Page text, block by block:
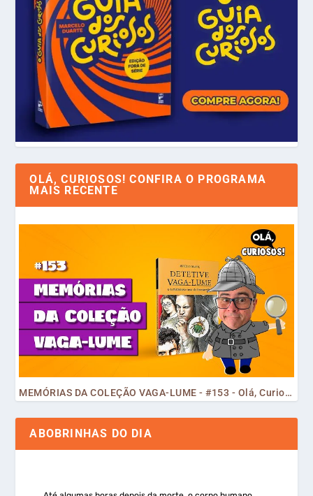
OLÁ, CURIOSOS! CONFIRA O PROGRAMA
MAIS RECENTE
MEMÓRIAS DA COLEÇÃO VAGA-LUME - #153 - Olá, Curiosos! 2023
ABOBRINHAS DO DIA